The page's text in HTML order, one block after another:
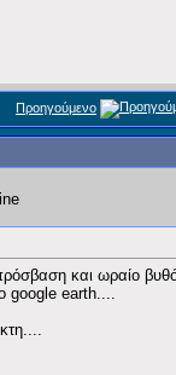
Προηγούμενο
και ωραίο
google earth....